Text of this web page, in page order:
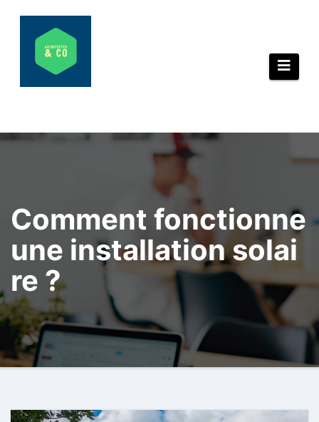
Comment fonctionne
une installation solai
re ?